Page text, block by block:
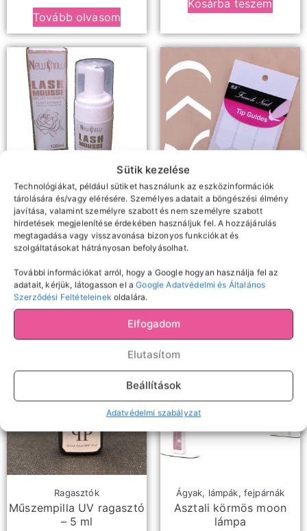
Sütik kezelése
Technológiákat, például sütiket használunk az eszközinformációk
tárolására és/vagy elérésére. Személyes adatait a böngészési élmény
javítása, valamint személyre szabott és nem személyre szabott
hirdetések megjelenítése érdekében használjuk fel. A hozzájárulás
megtagadása vagy visszavonása bizonyos funkciókat és
szolgáltatásokat hátrányosan befolyásolhat.
További információkat arról, hogy a Google hogyan használja fel az
adatait, kérjük, látogasson el aGoogle Adatvédelmi és Általános
Szerződési Feltételeinek oldalára.
Elfogadom
Elutasítom
Beállítások
Adatvédelmi szabályzat
Tovább olvasom
Kosárba teszem
Samponok, előkezelők,
oldószerek
Newshow szempilla
sampon
2490Ft
Kosárba teszem
Díszítés
Francia műköröm sablon
Kosárba teszem
Ragasztók
Műszempilla UV ragasztó
– 5 ml
Ágyak, lámpák, fejpárnák
Asztali körmös moon
lámpa